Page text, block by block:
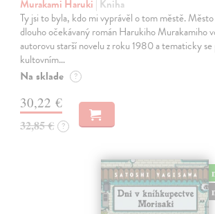
Murakami Haruki | Kniha
Ty jsi to byla, kdo mi vyprávěl o tom městě.
dlouho očekávaný román Harukiho Murakamiho
autorovu starší novelu z roku 1980 a tematicky se
kultovním…
Na sklade ?
30,22 €
32,85 € ?